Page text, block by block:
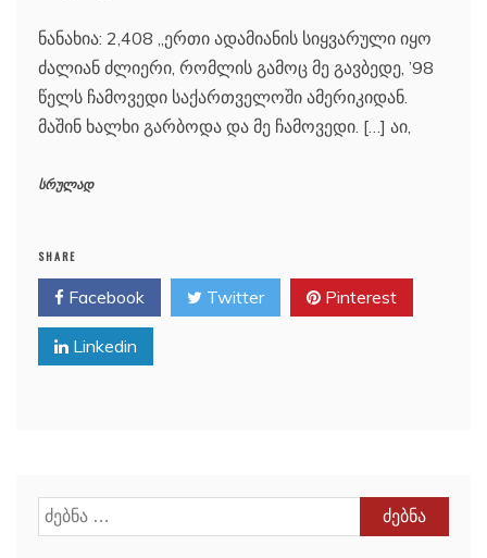
ნანახია: 2,408 „ერთი ადამიანის სიყვარული იყო
ძალიან ძლიერი, რომლის გამოც მე გავბედე, ’98
წელს ჩამოვედი საქართველოში ამერიკიდან.
მაშინ ხალხი გარბოდა და მე ჩამოვედი. […] აი,
სრულად
SHARE
Facebook Twitter Pinterest
Linkedin
ძებნა: